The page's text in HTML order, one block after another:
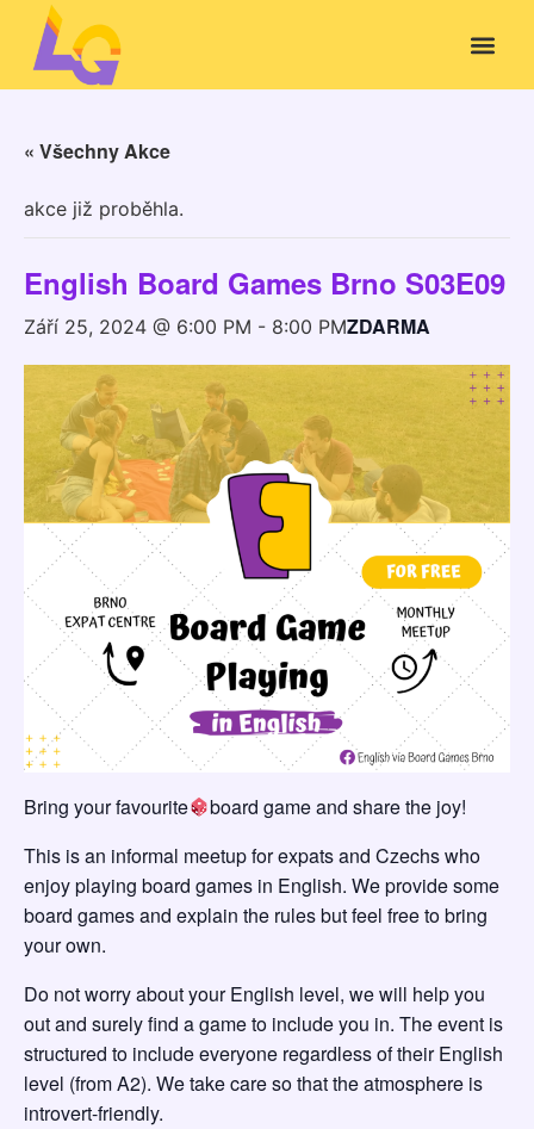
« Všechny Akce
akce již proběhla.
English Board Games Brno S03E09
Září 25, 2024 @ 6:00 PM - 8:00 PMZDARMA
Bring your favourite
board game and share the joy!
This is an informal meetup for expats and Czechs who
enjoy playing board games in English. We provide some
board games and explain the rules but feel free to bring
your own.
Do not worry about your English level, we will help you
out and surely find a game to include you in. The event is
structured to include everyone regardless of their English
level (from A2). We take care so that the atmosphere is
introvert-friendly.